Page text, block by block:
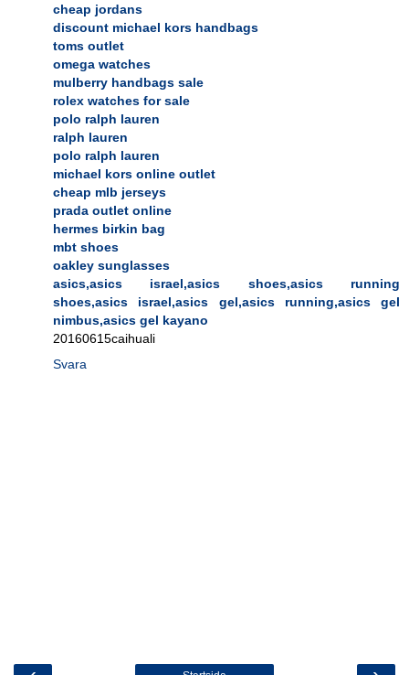
cheap jordans
discount michael kors handbags
toms outlet
omega watches
mulberry handbags sale
rolex watches for sale
polo ralph lauren
ralph lauren
polo ralph lauren
michael kors online outlet
cheap mlb jerseys
prada outlet online
hermes birkin bag
mbt shoes
oakley sunglasses
asics,asics israel,asics shoes,asics running
shoes,asics israel,asics gel,asics running,asics gel
nimbus,asics gel kayano
20160615caihuali
Svara